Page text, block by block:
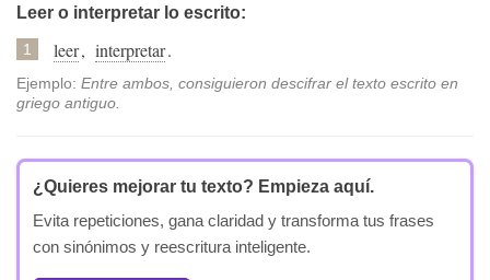
Leer o interpretar lo escrito:
1 leer, interpretar.
Ejemplo: Entre ambos, consiguieron descifrar el texto escrito en
griego antiguo.
¿Quieres mejorar tu texto? Empieza aquí.
Evita repeticiones, gana claridad y transforma tus frases
con sinónimos y reescritura inteligente.